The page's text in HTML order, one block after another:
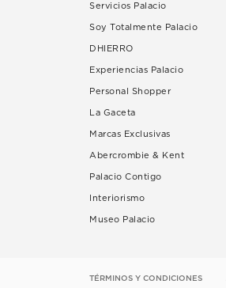
Servicios Palacio
Soy Totalmente Palacio
DHIERRO
Experiencias Palacio
Personal Shopper
La Gaceta
Marcas Exclusivas
Abercrombie & Kent
Palacio Contigo
Interiorismo
Museo Palacio
TÉRMINOS Y CONDICIONES